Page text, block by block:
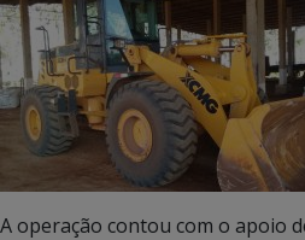
A operação contou com o apoio